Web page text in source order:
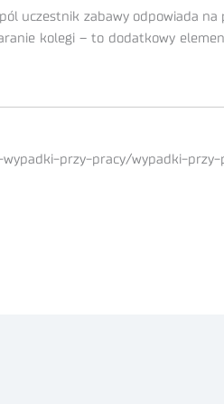
uczestnik zabawy odpowiada na
kolegi – to dodatkowy
przy-pracy/wypadki-przy-